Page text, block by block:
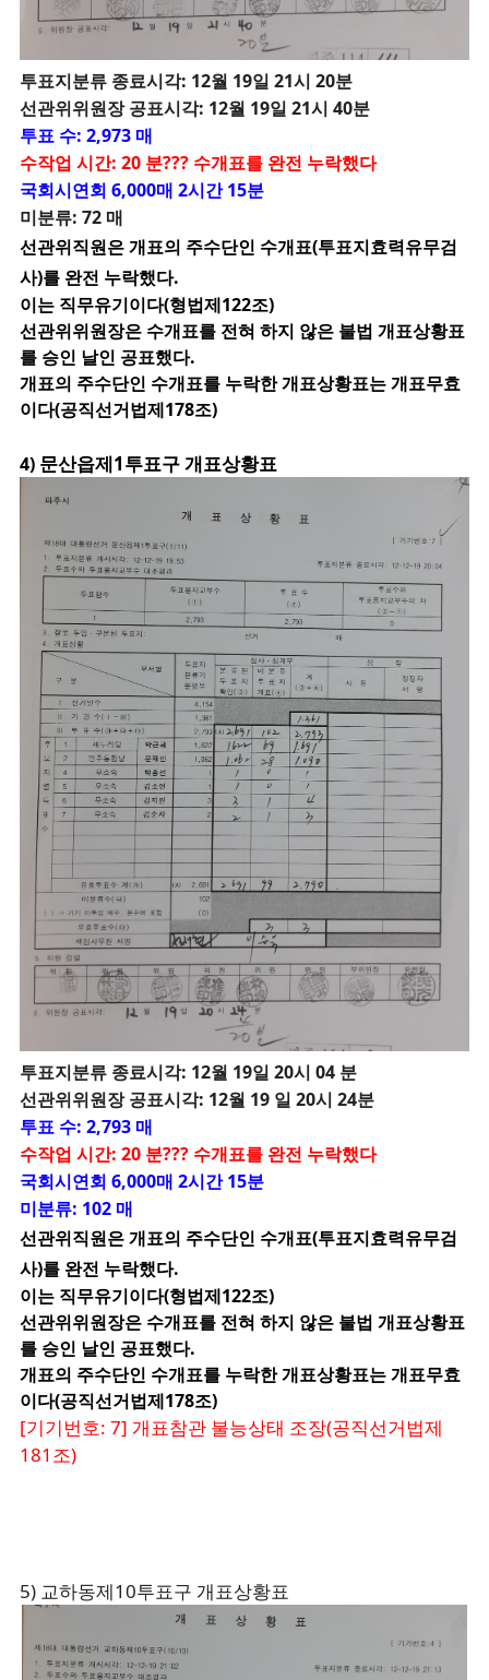
투표지분류 종료시각: 12월 19일 21시 20분
선관위위원장 공표시각: 12월 19일 21시 40분
투표 수: 2,973 매
수작업 시간: 20 분??? 수개표를 완전 누락했다
국회시연회 6,000매 2시간 15분
미분류: 72 매
선관위직원은 개표의 주수단인 수개표(투표지효력유무검
사)를 완전 누락했다.
이는 직무유기이다(형법제122조)
선관위위원장은 수개표를 전혀 하지 않은 불법 개표상황표
를 승인 날인 공표했다.
개표의 주수단인 수개표를 누락한 개표상황표는 개표무효
이다(공직선거법제178조)
4) 문산읍제1투표구 개표상황표
투표지분류 종료시각: 12월 19일 20시 04 분
선관위위원장 공표시각: 12월 19 일 20시 24분
투표 수: 2,793 매
수작업 시간: 20 분??? 수개표를 완전 누락했다
국회시연회 6,000매 2시간 15분
미분류: 102 매
선관위직원은 개표의 주수단인 수개표(투표지효력유무검
사)를 완전 누락했다.
이는 직무유기이다(형법제122조)
선관위위원장은 수개표를 전혀 하지 않은 불법 개표상황표
를 승인 날인 공표했다.
개표의 주수단인 수개표를 누락한 개표상황표는 개표무효
이다(공직선거법제178조)
[기기번호: 7] 개표참관 불능상태 조장(공직선거법제
181조)
5) 교하동제10투표구 개표상황표